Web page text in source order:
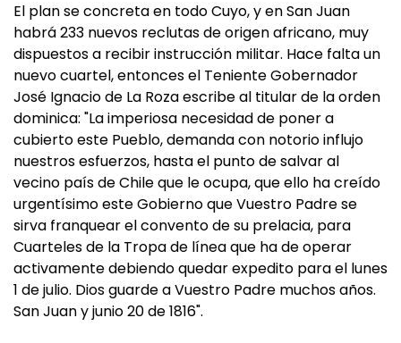
El plan se concreta en todo Cuyo, y en San Juan
habrá 233 nuevos reclutas de origen africano, muy
dispuestos a recibir instrucción militar. Hace falta un
nuevo cuartel, entonces el Teniente Gobernador
José Ignacio de La Roza escribe al titular de la orden
dominica: "La imperiosa necesidad de poner a
cubierto este Pueblo, demanda con notorio influjo
nuestros esfuerzos, hasta el punto de salvar al
vecino país de Chile que le ocupa, que ello ha creído
urgentísimo este Gobierno que Vuestro Padre se
sirva franquear el convento de su prelacia, para
Cuarteles de la Tropa de línea que ha de operar
activamente debiendo quedar expedito para el lunes
1 de julio. Dios guarde a Vuestro Padre muchos años.
San Juan y junio 20 de 1816".